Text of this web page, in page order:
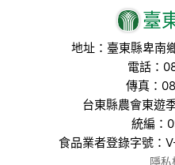
臺
地址：臺東縣卑南
電話：
傳真：
台東縣農會東遊
統編：
食品業者登錄字號
隱私